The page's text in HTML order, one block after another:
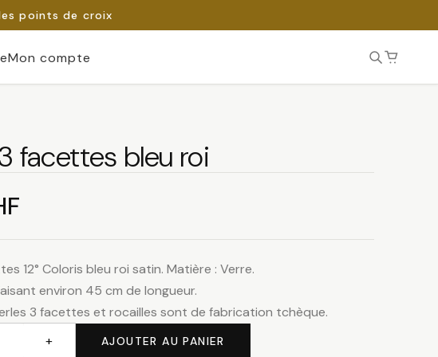
points de croix
Mon compte
facettes bleu roi
12° Coloris bleu roi satin. Matière : Verre.
environ 45 cm de longueur.
3 facettes et rocailles sont de fabrication tchèque.
+ AJOUTER AU PANIER